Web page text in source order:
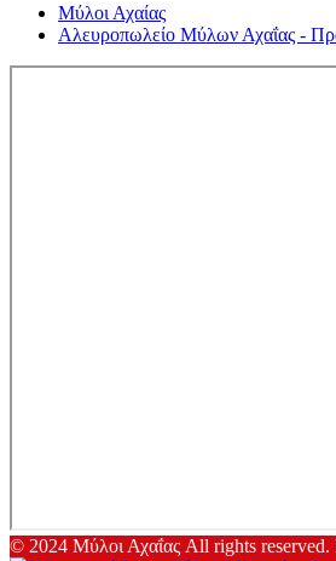
Μύλοι Αχαίας
Αλευροπωλείο Μύλων Αχαΐας -
© 2024 Μύλοι Αχαΐας All rights reserved.